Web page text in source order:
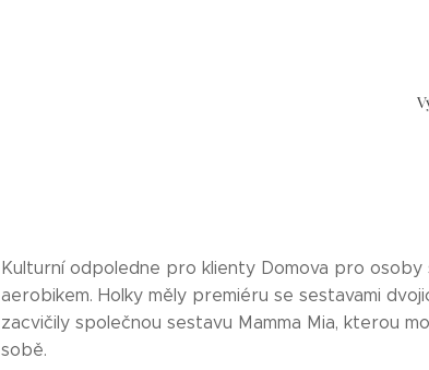
Kulturní odpoledne pro klienty Domova pro
aerobikem. Holky měly premiéru se sestavami
zacvičily společnou sestavu Mamma Mia, kterou
sobě.